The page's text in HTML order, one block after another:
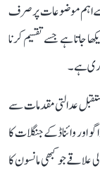
اہم موضوعات پر صرف
جاتا ہے جسے تقسیم کرنا
ہے۔
عدالتی مقدمات سے
اور وائناڈ کے جنگلات کا
علاقے جو کبھی مانسون کا